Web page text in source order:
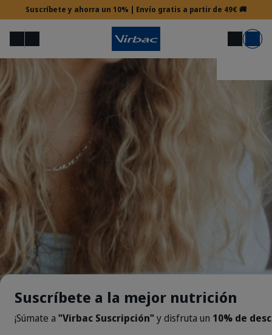
Suscríbete y ahorra un 10% | Envío gratis a partir de 49€ 🚚
MenúBuscar Mi cuenta Carrito
¿Necesitas ayuda?
Suscríbete a la mejor nutrición
¡Súmate a "Virbac Suscripción" y disfruta un 10% de